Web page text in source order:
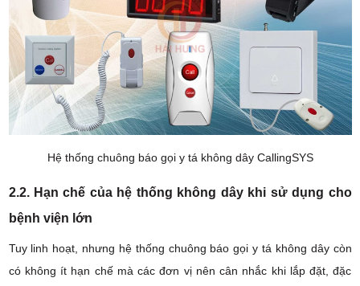
Hệ thống chuông báo gọi y tá không dây CallingSYS
2.2. Hạn chế của hệ thống không dây khi sử dụng cho
bệnh viện lớn
Tuy linh hoạt, nhưng hệ thống chuông báo gọi y tá không dây còn
có không ít hạn chế mà các đơn vị nên cân nhắc khi lắp đặt, đặc